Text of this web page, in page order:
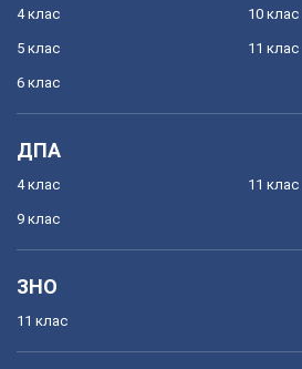
4 клас
5 клас
6 клас
10 клас
11 клас
ДПА
4 клас
9 клас
11 клас
ЗНО
11 клас